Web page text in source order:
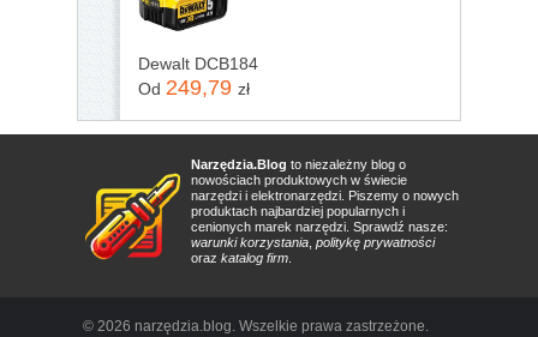
Dewalt DCB184
Od 249,79 zł
Narzędzia.Blog to niezależny blog o
nowościach produktowych w świecie
narzędzi i elektronarzędzi. Piszemy o nowych
produktach najbardziej popularnych i
cenionych marek narzędzi. Sprawdź nasze:
warunki korzystania politykę prywatności
oraz katalog firm
© 2026 narzędzia.blog. Wszelkie prawa zastrzeżone.